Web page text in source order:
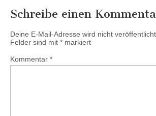
Schreibe einen
Deine E-Mail-Adresse wird nicht veröffentlicht.
Felder sind mit * markiert
Kommentar *